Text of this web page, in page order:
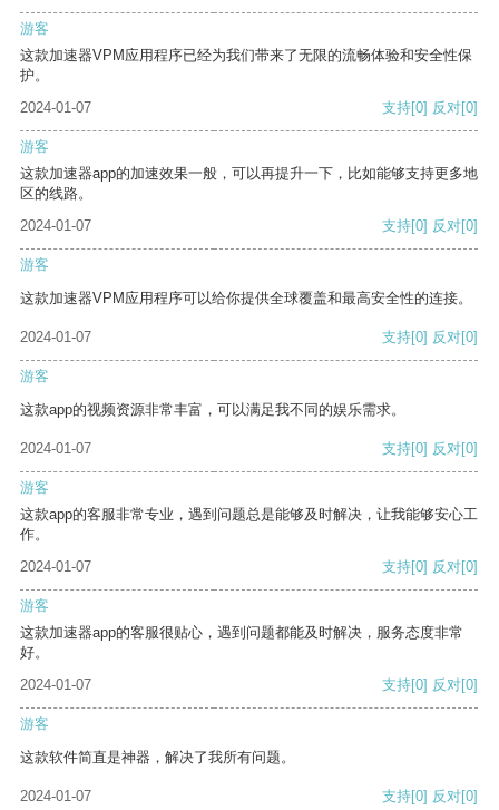
游客
这款加速器VPM应用程序已经为我们带来了无限的流畅体验和安全性保
护。
2024-01-07
支持[0] 反对[0]
游客
这款加速器app的加速效果一般，可以再提升一下，比如能够支持更多地
区的线路。
2024-01-07
支持[0] 反对[0]
游客
这款加速器VPM应用程序可以给你提供全球覆盖和最高安全性的连接。
2024-01-07 支持[0] 反对[0]
游客
这款app的视频资源非常丰富，可以满足我不同的娱乐需求。
2024-01-07 支持[0] 反对[0]
游客
这款app的客服非常专业，遇到问题总是能够及时解决，让我能够安心工
作。
2024-01-07
支持[0] 反对[0]
游客
这款加速器app的客服很贴心，遇到问题都能及时解决，服务态度非常
好。
2024-01-07
支持[0] 反对[0]
游客
这款软件简直是神器，解决了我所有问题。
2024-01-07 支持[0] 反对[0]